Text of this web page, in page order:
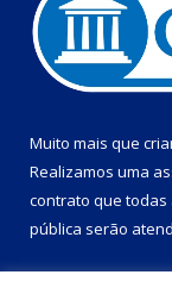
Muito mais que
Realizamos uma
contrato que todas
pública serão